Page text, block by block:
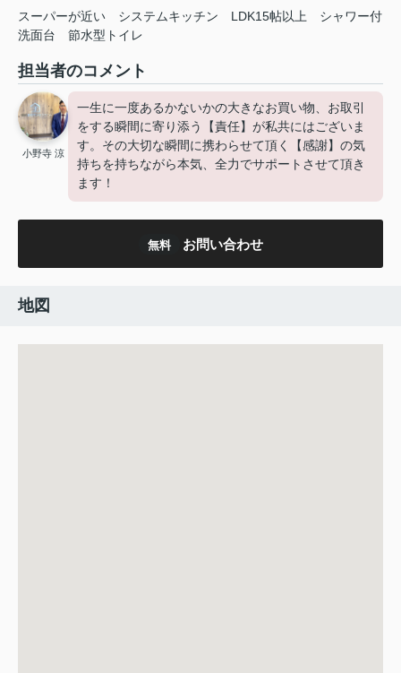
スーパーが近い システムキッチン LDK15帖以上
シャワー付
洗面台
節水型トイレ
担当者のコメント
小野寺 涼
一生に一度あるかないかの大きなお買い物、お取引
をする瞬間に寄り添う【責任】が私共にはございま
す。その大切な瞬間に携わらせて頂く【感謝】の気
持ちを持ちながら本気、全力でサポートさせて頂き
ます！
無料 お問い合わせ
地図